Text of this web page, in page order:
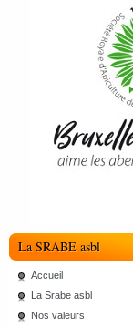
La SRABE asbl
Accueil
La Srabe asbl
Nos valeurs